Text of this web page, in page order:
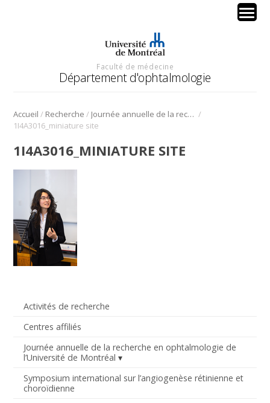
Faculté de médecine
Département d'ophtalmologie
Accueil / Recherche / Journée annuelle de la recherche en ophtalmologie de l’Université de Montréal /
1I4A3016_miniature site
Activités de recherche
Centres affiliés
Journée annuelle de la recherche en ophtalmologie de
l’Université de Montréal
Symposium international sur l’angiogenèse rétinienne et
choroïdienne
1I4A3016_MINIATURE SITE